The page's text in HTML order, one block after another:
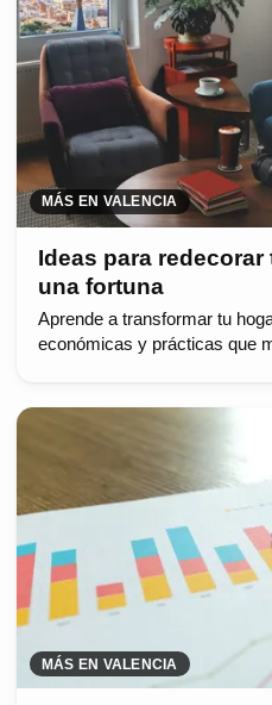
MÁS EN VALENCIA
Ideas para
una fortuna
Aprende a transformar tu
económicas y prácticas que
MÁS EN VALENCIA